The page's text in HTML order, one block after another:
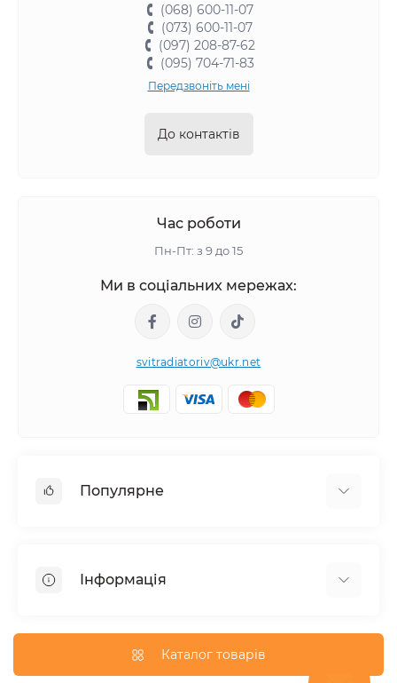
(068) 600-11-07
(073) 600-11-07
(097) 208-87-62
(095) 704-71-83
Передзвоніть мені
До контактів
Час роботи
Пн-Пт: з 9 до 15
Ми в соціальних мережах:
svitradiatoriv@ukr.net
Популярне
Кутовий
Внутрішньопідлогові конвектори
Трубчасті радіатори
Інформація
Оплата
Каталог товарів